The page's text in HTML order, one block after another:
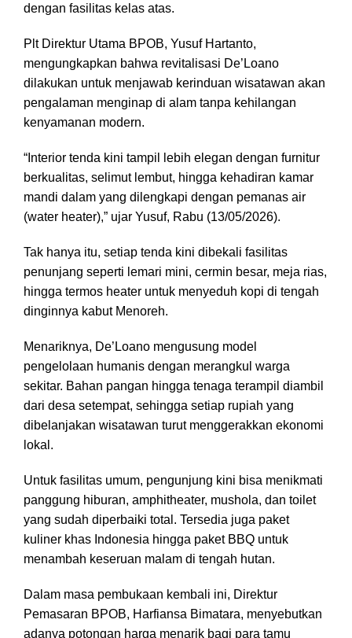
dengan fasilitas kelas atas.
Plt Direktur Utama BPOB, Yusuf Hartanto,
mengungkapkan bahwa revitalisasi De’Loano
dilakukan untuk menjawab kerinduan wisatawan akan
pengalaman menginap di alam tanpa kehilangan
kenyamanan modern.
“Interior tenda kini tampil lebih elegan dengan furnitur
berkualitas, selimut lembut, hingga kehadiran kamar
mandi dalam yang dilengkapi dengan pemanas air
(water heater),” ujar Yusuf, Rabu (13/05/2026).
Tak hanya itu, setiap tenda kini dibekali fasilitas
penunjang seperti lemari mini, cermin besar, meja rias,
hingga termos heater untuk menyeduh kopi di tengah
dinginnya kabut Menoreh.
Menariknya, De’Loano mengusung model
pengelolaan humanis dengan merangkul warga
sekitar. Bahan pangan hingga tenaga terampil diambil
dari desa setempat, sehingga setiap rupiah yang
dibelanjakan wisatawan turut menggerakkan ekonomi
lokal.
Untuk fasilitas umum, pengunjung kini bisa menikmati
panggung hiburan, amphitheater, mushola, dan toilet
yang sudah diperbaiki total. Tersedia juga paket
kuliner khas Indonesia hingga paket BBQ untuk
menambah keseruan malam di tengah hutan.
Dalam masa pembukaan kembali ini, Direktur
Pemasaran BPOB, Harfiansa Bimatara, menyebutkan
adanya potongan harga menarik bagi para tamu